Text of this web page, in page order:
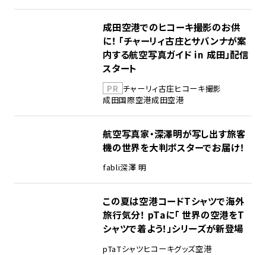
成田空港でのヒコーキ撮影のお供
に！ 「チャーリィ古庄とサバンナが案
内する航空写真ガイド in 成田」配信
スタート
PR チャーリィ古庄ヒコーキ撮影
成田国際空港成田空港
航空写真家・深澤明が写し出す旅客
機の世界を大判ポスターでお届け！
fabli深澤 明
この夏は空港コードTシャツで海外
旅行気分！ pTaに「 世界の空港をT
シャツで着よう！」シリーズが新登場
pTaTシャツヒコーキグッズ空港